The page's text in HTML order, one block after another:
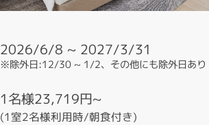
2026/6/8 ~ 2027/3/31
※除外日:12/30 ~ 1/2、その他にも除外日あり
1名様23,719円~
(1室2名様利用時/朝食付き)